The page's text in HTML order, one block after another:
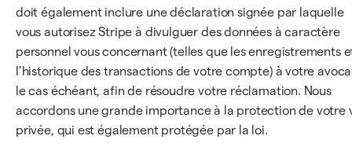
doit également inclure une déclaration signée par laquelle
vous autorisez Stripe à divulguer des données à caractère
personnel vous concernant (telles que les enregistrements
l’historique des transactions de votre compte) à votre
le cas échéant, afin de résoudre votre réclamation. Nous
accordons une grande importance à la protection de votre
privée, qui est également protégée par la loi.